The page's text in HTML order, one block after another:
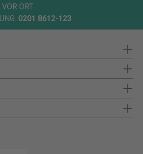
ORT
0201 8612-123